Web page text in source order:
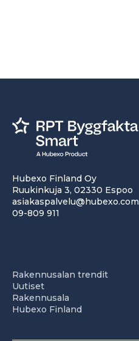
Hubexo Finland Oy
Ruukinkuja 3, 02330 Espoo
asiakaspalvelu@hubexo.com
09-809 911
Rakennusalan trendit
Uutiset
Rakennusala
Hubexo Finland